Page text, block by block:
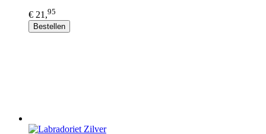
€ 21,95
Bestellen